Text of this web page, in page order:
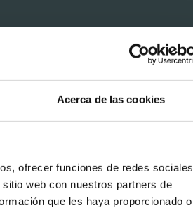
Acerca de las cookies
ofrecer funciones de redes sociales
web con nuestros partners de
que les haya proporcionado o